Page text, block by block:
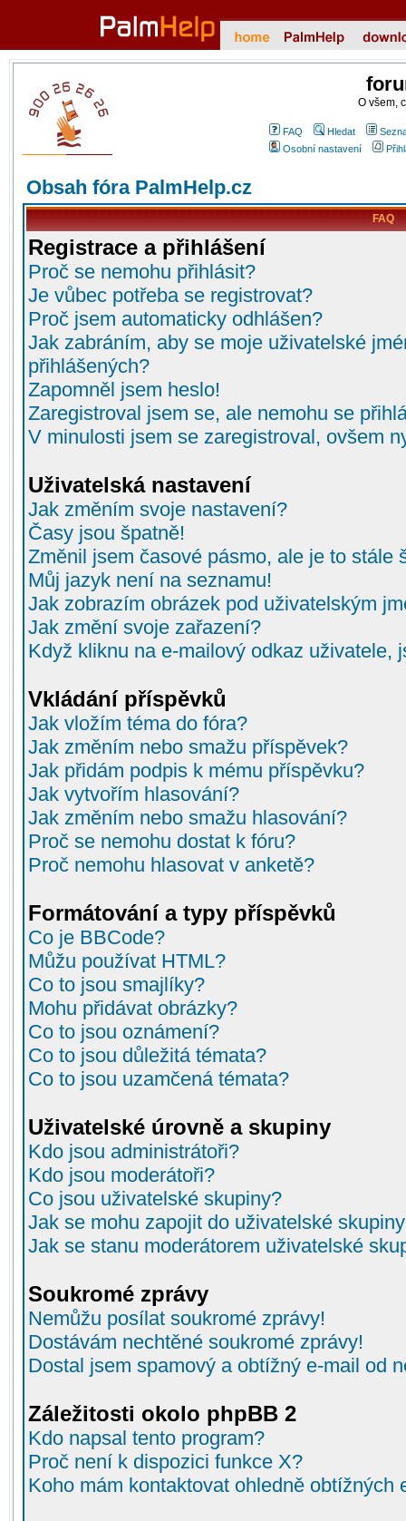
O všem,
FAQ Hledat
Osobní nastavení
Obsah fóra PalmHelp.cz
FAQ
Registrace a přihlášení
Proč se nemohu přihlásit?
Je vůbec potřeba se registrovat?
Proč jsem automaticky odhlášen?
Jak zabráním, aby se moje uživatelské
přihlášených?
Zapomněl jsem heslo!
Zaregistroval jsem se, ale nemohu se
V minulosti jsem se zaregistroval, ovšem
Uživatelská nastavení
Jak změním svoje nastavení?
Časy jsou špatně!
Změnil jsem časové pásmo, ale je to stále
Můj jazyk není na seznamu!
Jak zobrazím obrázek pod uživatelským
Jak změní svoje zařazení?
Když kliknu na e-mailový odkaz uživatele,
Vkládání příspěvků
Jak vložím téma do fóra?
Jak změním nebo smažu příspěvek?
Jak přidám podpis k mému příspěvku?
Jak vytvořím hlasování?
Jak změním nebo smažu hlasování?
Proč se nemohu dostat k fóru?
Proč nemohu hlasovat v anketě?
Formátování a typy příspěvků
Co je BBCode?
Můžu používat HTML?
Co to jsou smajlíky?
Mohu přidávat obrázky?
Co to jsou oznámení?
Co to jsou důležitá témata?
Co to jsou uzamčená témata?
Uživatelské úrovně a skupiny
Kdo jsou administrátoři?
Kdo jsou moderátoři?
Co jsou uživatelské skupiny?
Jak se mohu zapojit do uživatelské
Jak se stanu moderátorem uživatelské
Soukromé zprávy
Nemůžu posílat soukromé zprávy!
Dostávám nechtěné soukromé zprávy!
Dostal jsem spamový a obtížný e-mail od
Záležitosti okolo phpBB 2
Kdo napsal tento program?
Proč není k dispozici funkce X?
Koho mám kontaktovat ohledně